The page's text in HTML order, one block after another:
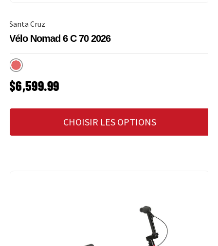
Santa Cruz
Vélo Nomad 6 C 70 2026
Corail
PRIX HABITUEL
$6,599.99
CHOISIR LES OPTIONS